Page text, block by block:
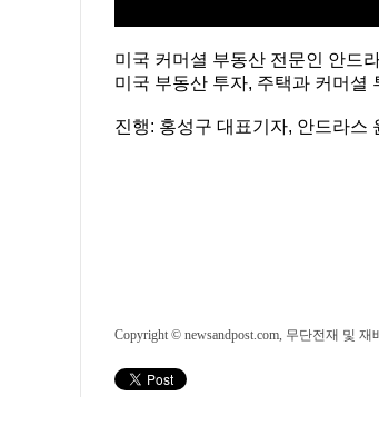
미국 커머셜 부동산 전문인 안드
미국 부동산 투자, 주택과 커머셜
진행: 홍성구 대표기자, 안드라스
Copyright © newsandpost.com, 무단전재 및